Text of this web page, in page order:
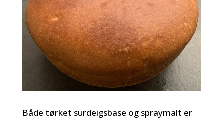
Både tørket surdeigsbase og spraymalt er